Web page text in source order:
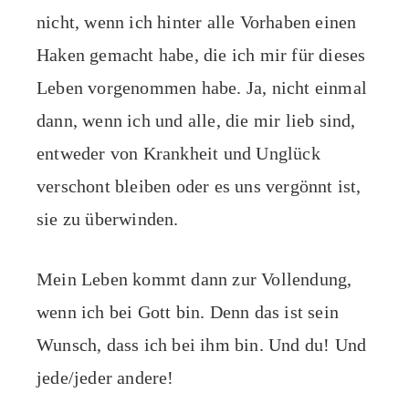
nicht, wenn ich hinter alle Vorhaben einen
Haken gemacht habe, die ich mir für dieses
Leben vorgenommen habe. Ja, nicht einmal
dann, wenn ich und alle, die mir lieb sind,
entweder von Krankheit und Unglück
verschont bleiben oder es uns vergönnt ist,
sie zu überwinden.
Mein Leben kommt dann zur Vollendung,
wenn ich bei Gott bin. Denn das ist sein
Wunsch, dass ich bei ihm bin. Und du! Und
jede/jeder andere!